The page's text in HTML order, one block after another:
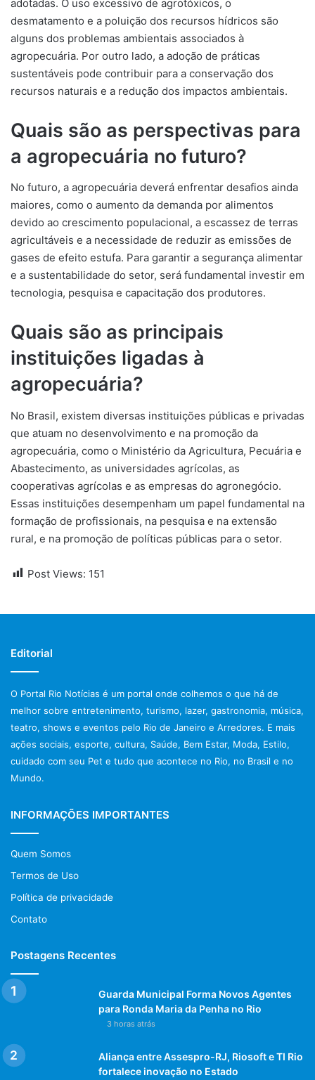
adotadas. O uso excessivo de agrotóxicos, o
desmatamento e a poluição dos recursos hídricos são
alguns dos problemas ambientais associados à
agropecuária. Por outro lado, a adoção de práticas
sustentáveis pode contribuir para a conservação dos
recursos naturais e a redução dos impactos ambientais.
Quais são as perspectivas para
a agropecuária no futuro?
No futuro, a agropecuária deverá enfrentar desafios ainda
maiores, como o aumento da demanda por alimentos
devido ao crescimento populacional, a escassez de terras
agricultáveis e a necessidade de reduzir as emissões de
gases de efeito estufa. Para garantir a segurança alimentar
e a sustentabilidade do setor, será fundamental investir em
tecnologia, pesquisa e capacitação dos produtores.
Quais são as principais
instituições ligadas à
agropecuária?
No Brasil, existem diversas instituições públicas e privadas
que atuam no desenvolvimento e na promoção da
agropecuária, como o Ministério da Agricultura, Pecuária e
Abastecimento, as universidades agrícolas, as
cooperativas agrícolas e as empresas do agronegócio.
Essas instituições desempenham um papel fundamental na
formação de profissionais, na pesquisa e na extensão
rural, e na promoção de políticas públicas para o setor.
Post Views: 151
Editorial
O Portal Rio Notícias é um portal onde colhemos o que há de
melhor sobre entretenimento, turismo, lazer, gastronomia, música,
teatro, shows e eventos pelo Rio de Janeiro e Arredores. E mais
ações sociais, esporte, cultura, Saúde, Bem Estar, Moda, Estilo,
cuidado com seu Pet e tudo que acontece no Rio, no Brasil e no
Mundo.
INFORMAÇÕES IMPORTANTES
Quem Somos
Termos de Uso
Política de privacidade
Contato
Postagens Recentes
Guarda Municipal Forma Novos Agentes
para Ronda Maria da Penha no Rio
3 horas atrás
Aliança entre Assespro-RJ, Riosoft e TI Rio
fortalece inovação no Estado